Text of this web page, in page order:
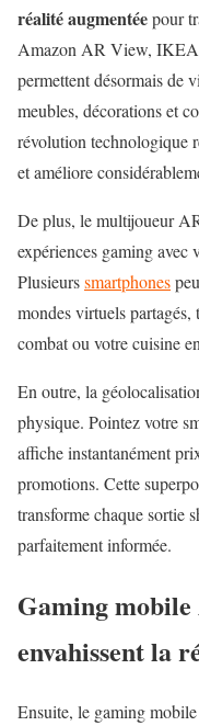
réalité augmentéepour
Amazon AR View,
permettent désormais de
meubles, décorations et
révolution technologique
et améliore
De plus, le multijoueur
expériences gaming avec
Plusieurssmartphones
mondes virtuels partagés,
combat ou votre cuisine
En outre, la
physique. Pointez votre
affiche instantanément
promotions. Cette
transforme chaque sortie
parfaitement informée.
Gaming
envahissent la
Ensuite, le gaming